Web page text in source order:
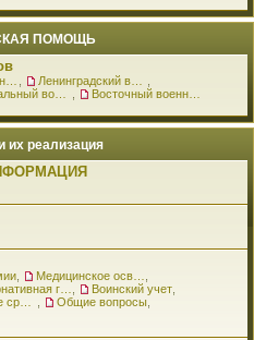
ПОМОЩЬ
их реализация
Воинский учет
Общие вопросы